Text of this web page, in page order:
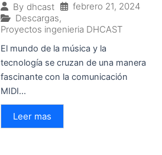
By dhcast
febrero 21, 2024
Descargas,
Proyectos ingenieria DHCAST
El mundo de la música y la
tecnología se cruzan de una manera
fascinante con la comunicación
MIDI...
Leer mas